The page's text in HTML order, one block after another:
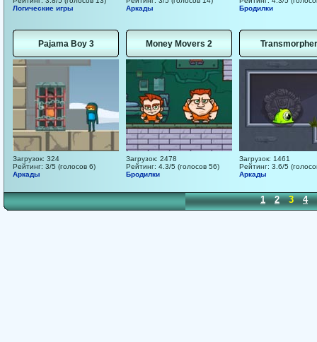
Логические игры
Аркады
Бродилки
Pajama Boy 3
Загрузок: 324
Рейтинг: 3/5 (голосов 6)
Аркады
Money Movers 2
Загрузок: 2478
Рейтинг: 4.3/5 (голосов 56)
Бродилки
Загрузок: 1461
Рейтинг: 3.6/5
Аркады
1 2 3 4